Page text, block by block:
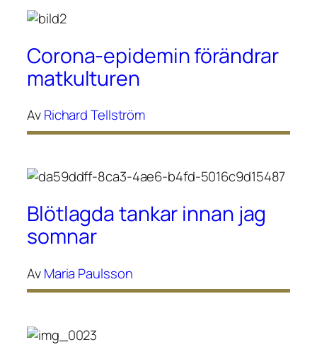
Corona-epidemin förändrar
matkulturen
AvRichard Tellström
Blötlagda tankar innan jag
somnar
AvMaria Paulsson